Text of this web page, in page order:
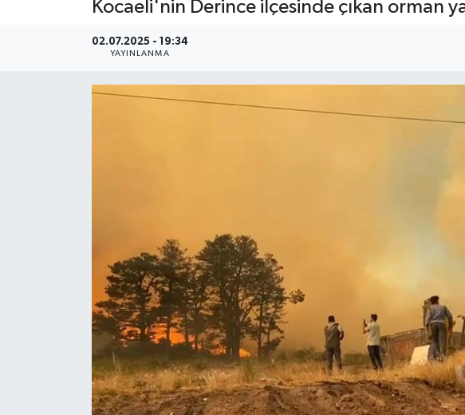
Kocaeli'nin Derince ilçesinde çıkan orman
02.07.2025 - 19:34
YAYINLANMA